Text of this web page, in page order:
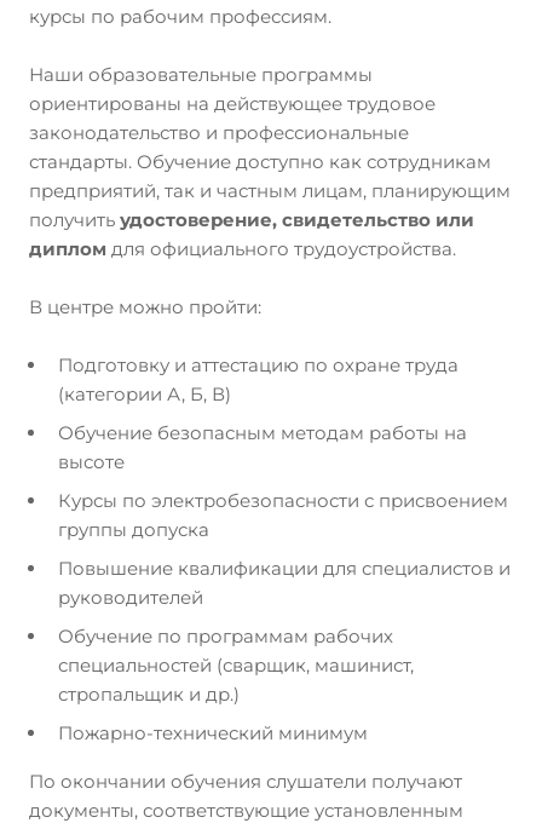
курсы по рабочим профессиям.
Наши образовательные программы
ориентированы на действующее трудовое
законодательство и профессиональные
стандарты. Обучение доступно как сотрудникам
предприятий, так и частным лицам, планирующим
получить удостоверение, свидетельство или
диплом для официального трудоустройства.
В центре можно пройти:
Подготовку и аттестацию по охране труда
(категории А, Б, В)
Обучение безопасным методам работы на
высоте
Курсы по электробезопасности с присвоением
группы допуска
Повышение квалификации для специалистов и
руководителей
Обучение по программам рабочих
специальностей (сварщик, машинист,
стропальщик и др.)
Пожарно-технический минимум
По окончании обучения слушатели получают
документы, соответствующие установленным